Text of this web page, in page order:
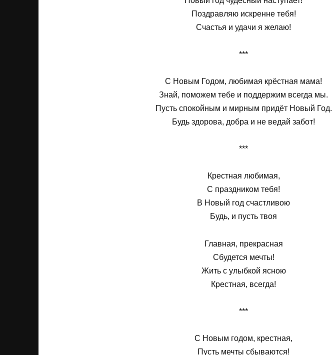
Поздравляю искренне тебя!
Счастья и удачи я желаю!
***
С Новым Годом, любимая крёстная мама!
Знай, поможем тебе и поддержим всегда мы.
Пусть спокойным и мирным придёт Новый Год.
Будь здорова, добра и не ведай забот!
***
Крестная любимая,
С праздником тебя!
В Новый год счастливою
Будь, и пусть твоя
Главная, прекрасная
Сбудется мечты!
Жить с улыбкой ясною
Крестная, всегда!
***
С Новым годом, крестная,
Пусть мечты сбываются!